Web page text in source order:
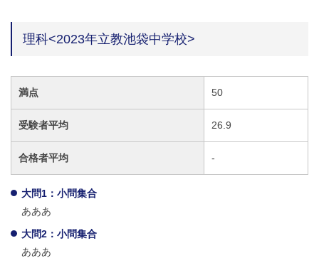
理科<2023年立教池袋中学校>
満点 50
受験者平均 26.9
合格者平均 -
大問1：小問集合
あああ
大問2：小問集合
あああ